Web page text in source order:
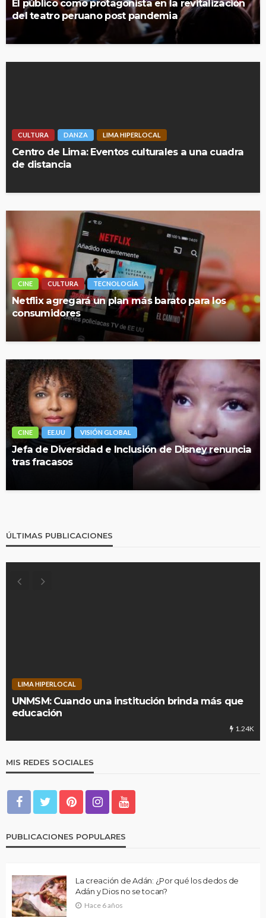
El público como protagonista en la revitalización
del teatro peruano post pandemia
CULTURA DANZA LIMA HIPERLOCAL
Centro de Lima: Eventos culturales a una cuadra
de distancia
CINE CULTURA TECNOLOGÍA
Netflix agregará un plan más barato para los
consumidores
CINE EE.UU VISIÓN GLOBAL
Jefa de Diversidad e Inclusión de Disney renuncia
tras fracasos
ÚLTIMAS PUBLICACIONES
LIMA HIPERLOCAL
UNMSM: Cuando una institución brinda más que
educación
1.24K
MIS REDES SOCIALES
PUBLICACIONES POPULARES
La creación de Adán: ¿Por qué los dedos de
Adán y Dios no se tocan?
Hace 6 años